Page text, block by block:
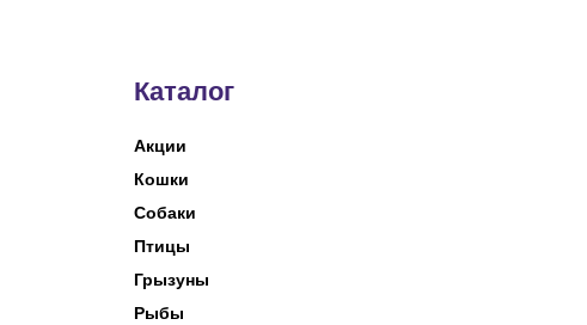
Каталог
Акции
Кошки
Собаки
Птицы
Грызуны
Рыбы